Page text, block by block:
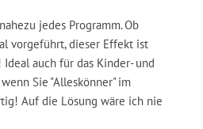
jedes Programm. Ob
vorgeführt, dieser Effekt ist
auch für das Kinder- und
Sie "Alleskönner" im
Auf die Lösung wäre ich nie